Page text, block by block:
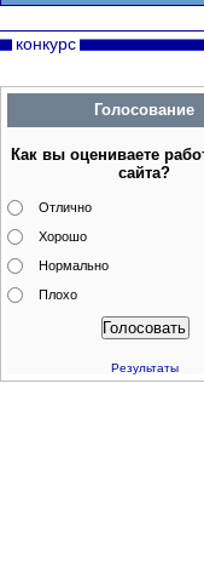
конкурс
Голосование
Как вы оцениваете
сайта?
Отлично
Хорошо
Нормально
Плохо
Результаты